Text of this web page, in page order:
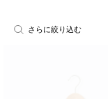
さらに絞り込む